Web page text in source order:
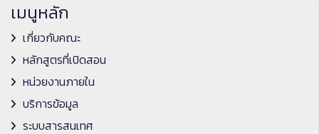
เมนูหลัก
เกี่ยวกับคณะ
หลักสูตรที่เปิดสอน
หน่วยงานภายใน
บริการข้อมูล
ระบบสารสนเทศ